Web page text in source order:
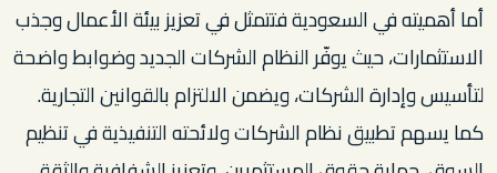
أما أهميته في السعودية فتتمثل في تعزيز بيئة الأعمال وجذب
الاستثمارات، حيث يوفّر النظام الشركات الجديد وضوابط واضحة
لتأسيس وإدارة الشركات، ويضمن الالتزام بالقوانين التجارية.
كما يسهم تطبيق نظام الشركات ولائحته التنفيذية في تنظيم